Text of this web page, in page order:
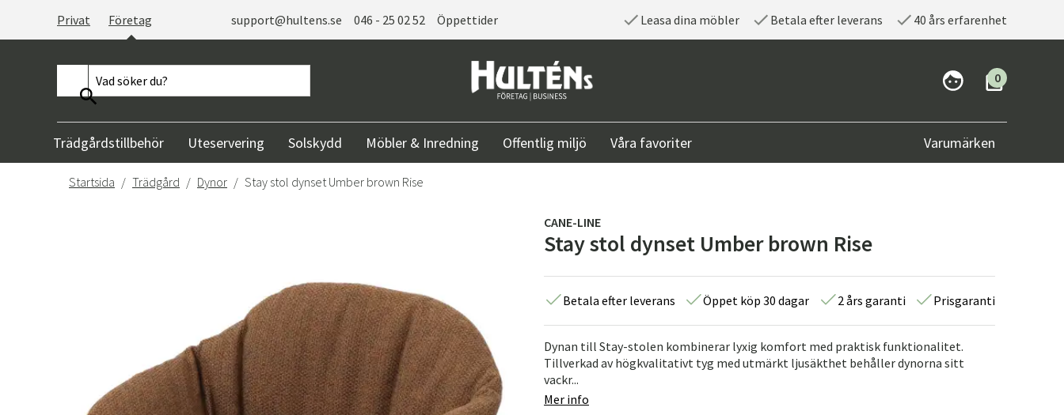
Privat Företag support@hultens.se 046 - 25 02 52 Öppettider Leasa dina möbler Betala efter leverans 40 års erfarenhet
0
Trädgårdstillbehör Uteservering Solskydd Möbler & Inredning Offentlig miljö Våra favoriter Varumärken
Startsida Trädgård Dynor Stay stol dynset Umber brown Rise
CANE-LINE
Stay stol dynset Umber brown Rise
Betala efter leverans Öppet köp 30 dagar 2 års garanti Prisgaranti
Dynan till Stay-stolen kombinerar lyxig komfort med praktisk funktionalitet.
Tillverkad av högkvalitativt tyg med utmärkt ljusäkthet behåller dynorna sitt
vackr...
Mer info